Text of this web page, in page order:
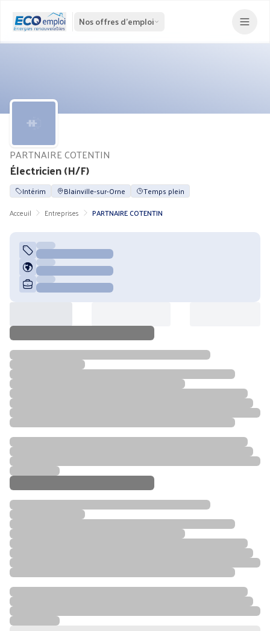
Nos offres d'emploi
Électricien (H/F)
PARTNAIRE COTENTIN
Intérim Blainville-sur-Orne
Temps plein
Acceuil
Entreprises PARTNAIRE COTENTIN